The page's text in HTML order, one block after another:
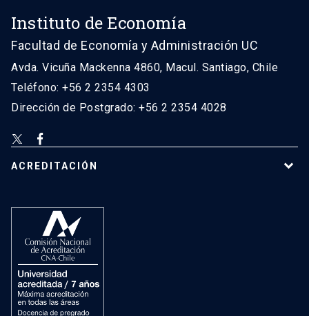
Instituto de Economía
Facultad de Economía y Administración UC
Avda. Vicuña Mackenna 4860, Macul. Santiago, Chile
Teléfono: +56 2 2354 4303
Dirección de Postgrado: +56 2 2354 4028
ACREDITACIÓN